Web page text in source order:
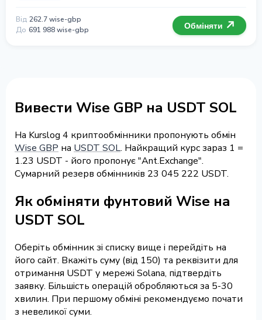
Від 262.7 wise-gbp
До 691 988 wise-gbp Обміняти
Вивести Wise GBP на USDT SOL
На Kurslog 4 криптообмінники пропонують обмін
Wise GBP на USDT SOL. Найкращий курс зараз 1 =
1.23 USDT - його пропонує "Ant.Exchange".
Сумарний резерв обмінників 23 045 222 USDT.
Як обміняти фунтовий Wise на
USDT SOL
Оберіть обмінник зі списку вище і перейдіть на
його сайт. Вкажіть суму (від 150) та реквізити для
отримання USDT у мережі Solana, підтвердіть
заявку. Більшість операцій обробляються за 5-30
хвилин. При першому обміні рекомендуємо почати
з невеликої суми.